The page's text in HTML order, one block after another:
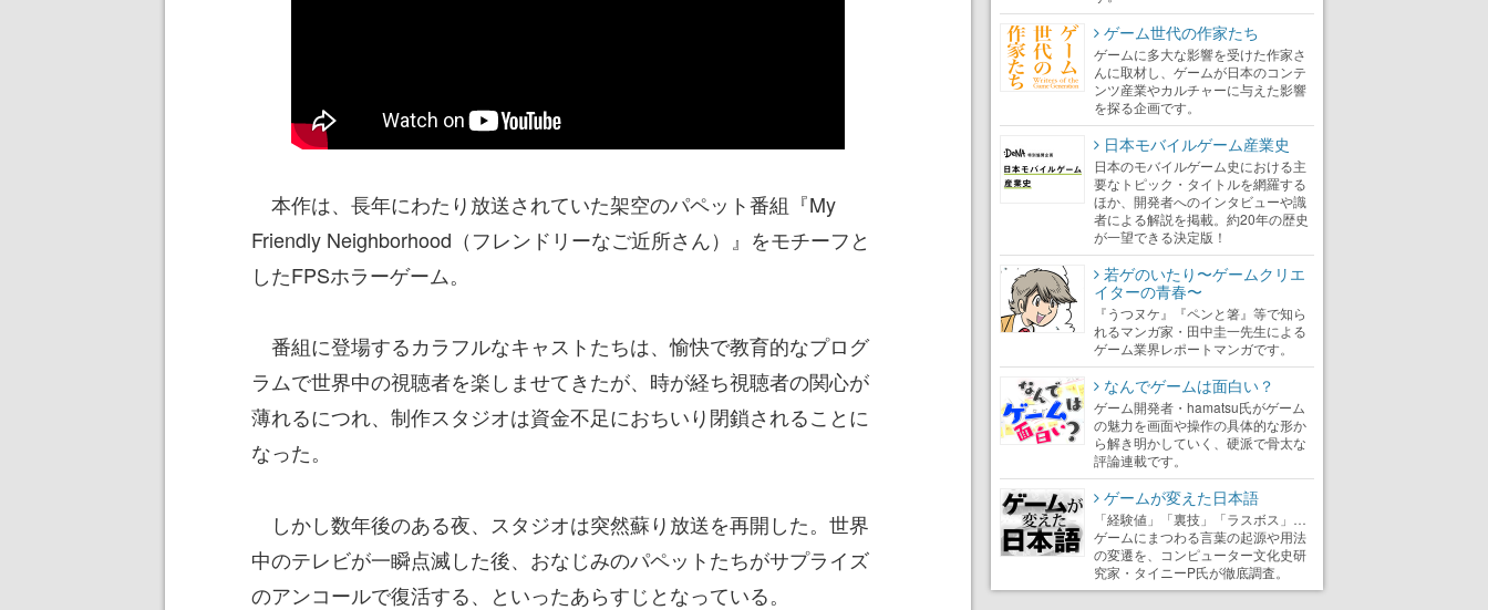
本作は、長年にわたり放送されていた架空のパペット番組『My
Friendly Neighborhood（フレンドリーなご近所さん）』をモチーフと
したFPSホラーゲーム。
番組に登場するカラフルなキャストたちは、愉快で教育的なプログ
ラムで世界中の視聴者を楽しませてきたが、時が経ち視聴者の関心が
薄れるにつれ、制作スタジオは資金不足におちいり閉鎖されることに
なった。
しかし数年後のある夜、スタジオは突然蘇り放送を再開した。世界
中のテレビが一瞬点滅した後、おなじみのパペットたちがサプライズ
のアンコールで復活する、といったあらすじとなっている。
ゲーム世代の作家たち
ゲームに多大な影響を受けた作家さ
んに取材し、ゲームが日本のコンテ
ンツ産業やカルチャーに与えた影響
を探る企画です。
日本モバイルゲーム産業史
日本のモバイルゲーム史における主
要なトピック・タイトルを網羅する
ほか、開発者へのインタビューや識
者による解説を掲載。約20年の歴史
が一望できる決定版！
若ゲのいたり〜ゲームクリエ
イターの青春〜
『うつヌケ』『ペンと箸』等で知ら
れるマンガ家・田中圭一先生による
ゲーム業界レポートマンガです。
なんでゲームは面白い？
ゲーム開発者・hamatsu氏がゲーム
の魅力を画面や操作の具体的な形か
ら解き明かしていく、硬派で骨太な
評論連載です。
ゲームが変えた日本語
「経験値」「裏技」「ラスボス」…
ゲームにまつわる言葉の起源や用法
の変遷を、コンピューター文化史研
究家・タイニーP氏が徹底調査。